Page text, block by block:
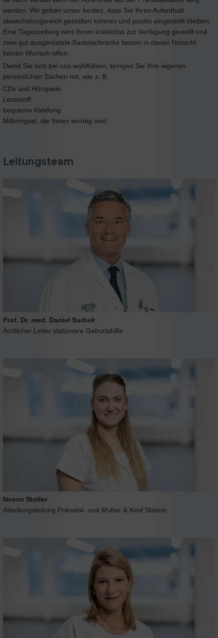
werden. Wir geben unser bestes, dass Sie Ihren Aufenthalt
abwechslungsreich gestalten können und positiv eingestellt bleiben.
Eine Tageszeitung wird Ihnen kostenlos zur Verfügung gestellt und
zwei gut ausgerüstete Bastelschränke lassen in dieser Hinsicht
keinen Wunsch offen.
Damit Sie sich bei uns wohlfühlen, bringen Sie Ihre eigenen
persönlichen Sachen mit, wie z. B.
CDs und Hörspiele
Lesestoff
bequeme Kleidung
Mitbringsel, die Ihnen wichtig sind
Leitungsteam
Prof. Dr. med. Daniel Surbek
Ärztlicher Leiter stationäre Geburtshilfe
Noemi Stoller
Abteilungsleitung Pränatal- und Mutter & Kind Station